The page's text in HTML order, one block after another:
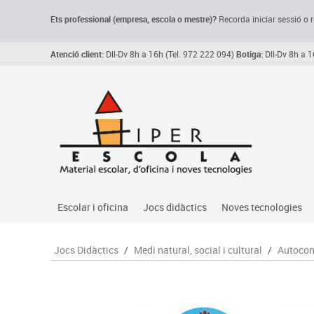
Ets professional (empresa, escolao mestre)? Recorda iniciar sessió o
Atenció client: Dll-Dv 8h a 16h (Tel. 972 222 094)Botiga: Dll-Dv 8h a
Escolar i oficina
Arxiu, carpetes i classificadors
Jocs didàctics
Primeres edats
Motricitat fina
Noves tecnologies
Audio
Jocs Didàctics / Medi natural, social i cultural /